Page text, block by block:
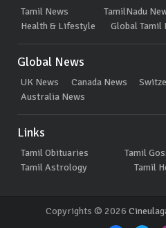
Tamil News TamilNadu
Health & Lifestyle
Global Tamil
Global News
UK News Canada News
Australia News
Links
Tamil Obituaries Tamil
Tamil Astrology
Tamil
Copyrights © 2026